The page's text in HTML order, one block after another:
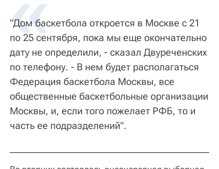
"Дом баскетбола откроется в Москве с 21
по 25 сентября, пока мы еще окончательно
дату не определили, - сказал Двуреченских
по телефону. - В нем будет располагаться
Федерация баскетбола Москвы, все
общественные баскетбольные организации
Москвы, и, если того пожелает РФБ, то и
часть ее подразделений".